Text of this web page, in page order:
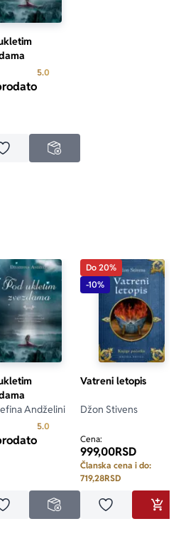
je 4.8 od 5
5.0
Dodaj u omiljeneNEDOSTUPNO
je 4.8 od 5
Andželini
5.0
Dodaj u omiljeneNEDOSTUPNO
Do 20%
-10%
Vatreni letopis
Džon Stivens
Cena:
999,00RSD
Članska cena i do:
719,28RSD
Dodaj u